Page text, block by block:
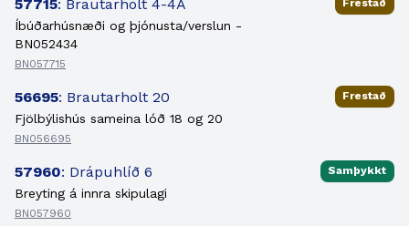
57715: Brautarholt 4-4A
Íbúðarhúsnæði og þjónusta/verslun -
BN052434
BN057715
Frestað
56695: Brautarholt 20
Fjölbýlishús sameina lóð 18 og 20
BN056695
Frestað
57960: Drápuhlíð 6
Breyting á innra skipulagi
BN057960
Samþykkt